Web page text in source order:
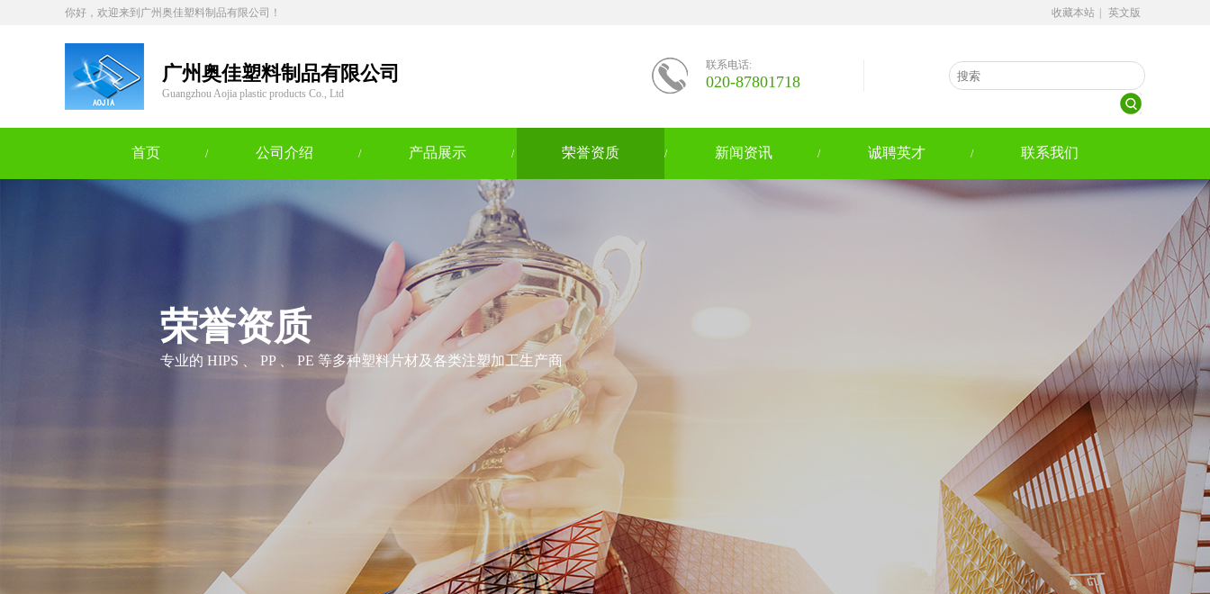
你好，欢迎来到广州奥佳塑料制品有限公司！ 收藏本站 英文版
广州奥佳塑料制品有限公司
Guangzhou Aojia plastic products Co., Ltd
联系电话:
020-87801718
首页 / 公司介绍 / 产品展示 / 荣誉资质 / 新闻资讯 / 诚聘英才 / 联系我们
荣誉资质
专业的 HIPS 、 PP 、 PE 等多种塑料片材及各类注塑加工生产商